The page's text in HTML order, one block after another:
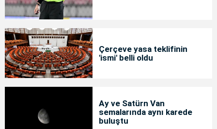
Çerçeve yasa teklifinin
'ismi' belli oldu
Ay ve Satürn Van
semalarında aynı karede
buluştu